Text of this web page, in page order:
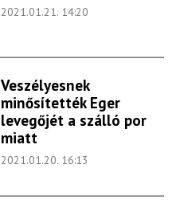
2021.01.21. 14:20
Veszélyesnek
minősítették Eger
levegőjét a szálló por
miatt
2021.01.20. 16:13